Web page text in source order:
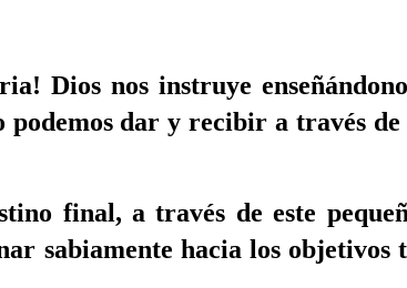
Dios nos instruye
dar y recibir a través
final, a través de este
sabiamente hacia los